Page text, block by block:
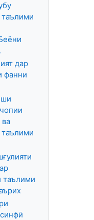
таълими
дар
фанни
ва
таълими
таълими